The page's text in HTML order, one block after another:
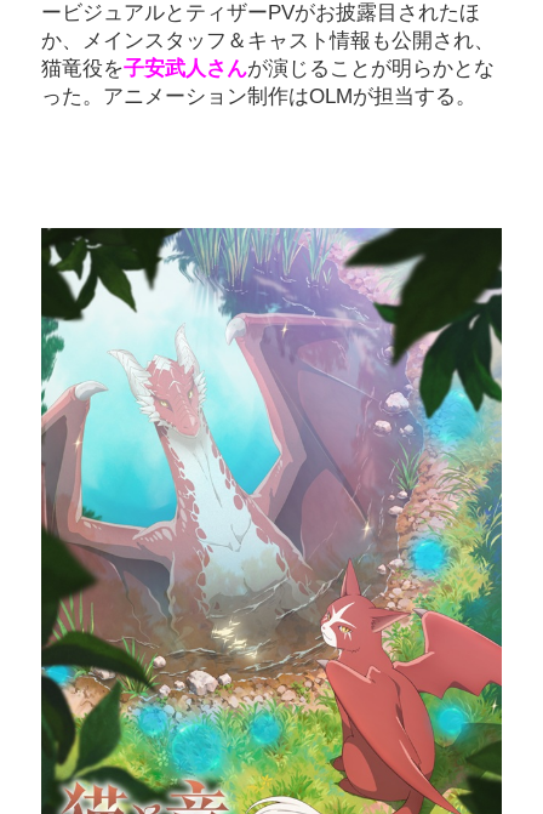
ービジュアルとティザーPVがお披露目されたほ
か、メインスタッフ＆キャスト情報も公開され、
猫竜役を子安武人さんが演じることが明らかとな
った。アニメーション制作はOLMが担当する。